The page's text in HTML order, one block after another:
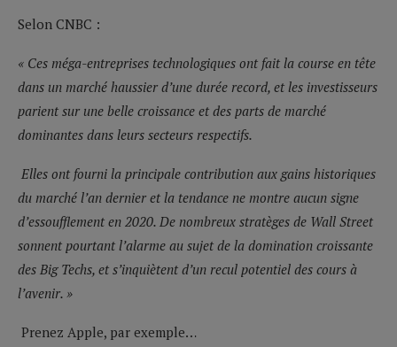
Selon CNBC :
« Ces méga-entreprises technologiques ont fait la course en tête
dans un marché haussier d’une durée record, et les investisseurs
parient sur une belle croissance et des parts de marché
dominantes dans leurs secteurs respectifs.
Elles ont fourni la principale contribution aux gains historiques
du marché l’an dernier et la tendance ne montre aucun signe
d’essoufflement en 2020. De nombreux stratèges de Wall Street
sonnent pourtant l’alarme au sujet de la domination croissante
des Big Techs, et s’inquiètent d’un recul potentiel des cours à
l’avenir. »
Prenez Apple, par exemple…